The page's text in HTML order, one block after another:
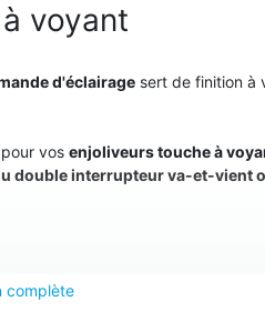
voyant
d'éclairagesert de finition à
vos enjoliveurs touche à
double interrupteur va-et-vient
complète